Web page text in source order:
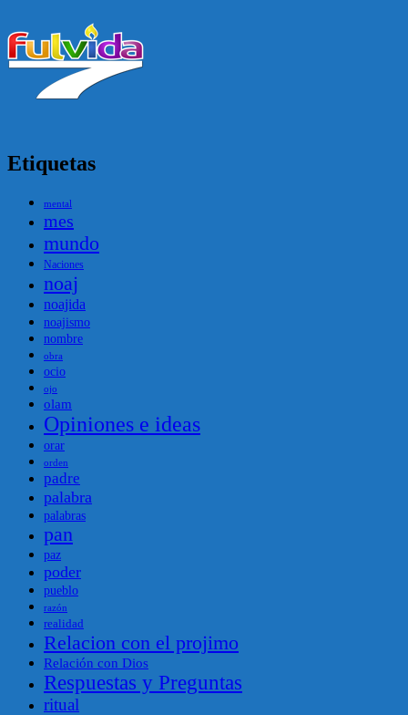
Etiquetas
mental
mes
mundo
Naciones
noaj
noajida
noajismo
nombre
obra
ocio
ojo
olam
Opiniones e ideas
orar
orden
padre
palabra
palabras
pan
paz
poder
pueblo
razón
realidad
Relacion con el projimo
Relación con Dios
Respuestas y Preguntas
ritual